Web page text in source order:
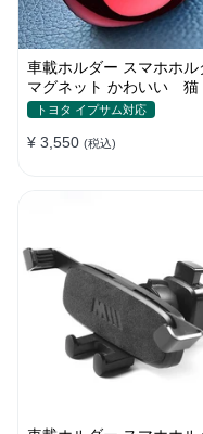
車載ホルダー スマホホル
マグネット かわいい 猫
機種 片手操作
トヨタ イプサム対応
¥ 3,550 (税込)